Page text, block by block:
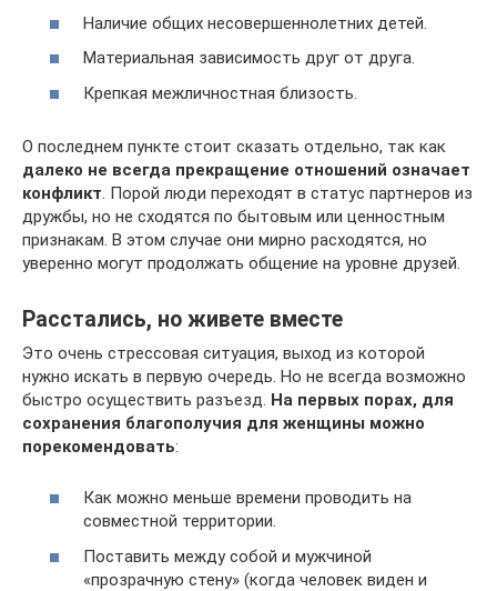
Наличие общих несовершеннолетних детей.
Материальная зависимость друг от друга.
Крепкая межличностная близость.
О последнем пункте стоит сказать отдельно, так как
далеко не всегда прекращение отношений означает
конфликт . Порой люди переходят в статус партнеров из
дружбы, но не сходятся по бытовым или ценностным
признакам. В этом случае они мирно расходятся, но
уверенно могут продолжать общение на уровне друзей.
Расстались, но живете вместе
Это очень стрессовая ситуация, выход из которой
нужно искать в первую очередь. Но не всегда возможно
быстро осуществить разъезд. На первых порах, для
сохранения благополучия для женщины можно
порекомендовать:
Как можно меньше времени проводить на
совместной территории.
Поставить между собой и мужчиной
«прозрачную стену» (когда человек виден и